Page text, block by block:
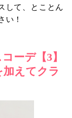
して、とことん
い！
ーデ【3】
えてクラ